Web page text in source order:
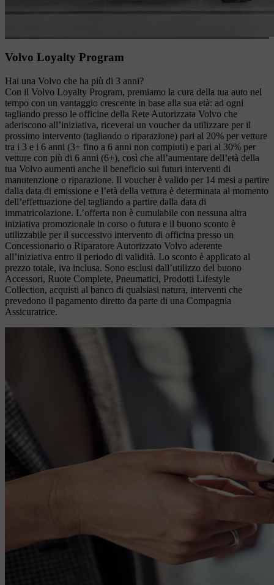
Volvo Loyalty Program
Hai una Volvo che ha più di 3 anni?
Con il Volvo Loyalty Program, premiamo la cura della tua auto nel
tempo con un vantaggio crescente in base alla sua età: ad ogni
tagliando presso le officine della Rete Autorizzata Volvo che
aderiscono all’iniziativa, riceverai un voucher da utilizzare per il
prossimo intervento (tagliando o riparazione) pari al 20% per vetture
tra i 3 e i 6 anni (3+ fino a 6 anni non compiuti) e pari al 30% per
vetture con più di 6 anni (6+), così che all’aumentare dell’età della
tua Volvo aumenti anche il beneficio sui futuri interventi di
manutenzione o riparazione. Il voucher è valido per 14 mesi a partire
dalla data di emissione e l’età della vettura è determinata al momento
dell’effettuazione del tagliando a partire dalla data di
immatricolazione. L’offerta non è cumulabile con nessuna altra
iniziativa promozionale in corso o futura e il buono sconto è
utilizzabile per il successivo intervento di officina presso un
Concessionario o Riparatore Autorizzato Volvo aderente
all’iniziativa entro il periodo di validità. Lo sconto è applicato al
prezzo totale, iva inclusa. Sono esclusi dall’utilizzo del buono
Accessori, Ruote Complete, Pneumatici, Prodotti Lifestyle
Collection, acquisti al banco di qualsiasi natura, interventi che
prevedono il pagamento diretto da parte di una Compagnia
Assicuratrice.